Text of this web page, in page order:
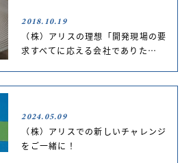
2018.10.19
（株）アリスの理想「開発現場の要
求すべてに応える会社でありた…
2024.05.09
（株）アリスでの新しいチャレンジ
をご一緒に！